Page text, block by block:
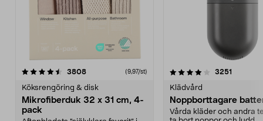
3808recensioner (9,97/st)
Köksrengöring & disk
Mikrofiberduk 32 x 31 cm, 4-
pack
4.0av 5 stjärnor 3251
Klädvård
Noppborttagare
Vårda kläder och andra
4.5av 5 stjärnor